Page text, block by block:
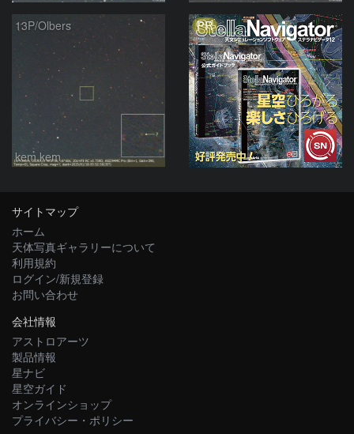
13P/Olbers
kem.kem
PR
サイトマップ
ホーム
天体写真ギャラリーについて
利用規約
ログイン/新規登録
お問い合わせ
会社情報
アストロアーツ
製品情報
星ナビ
星空ガイド
オンラインショップ
プライバシー・ポリシー